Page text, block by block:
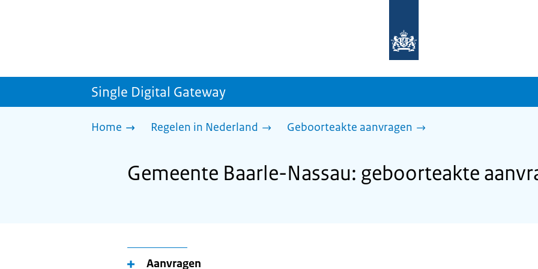
homepage
sdg.rijksoverheid.nl
Single Digital Gateway
Home Regelen in Nederland Geboorteakte aanvragen
Gemeente Baarle-Nassau: geboorteakte
Aanvragen